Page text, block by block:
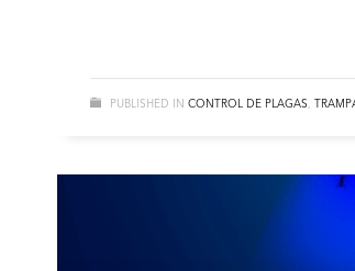
PUBLISHED IN CONTROL DE PLAGAS